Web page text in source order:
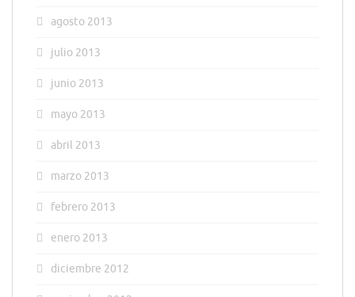
agosto 2013
julio 2013
junio 2013
mayo 2013
abril 2013
marzo 2013
febrero 2013
enero 2013
diciembre 2012